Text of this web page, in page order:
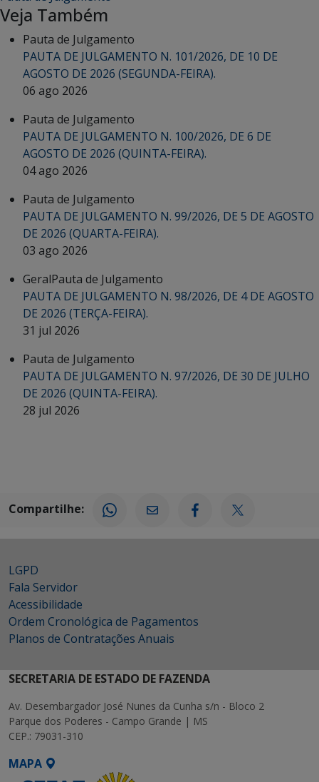
Veja Também
Pauta de Julgamento
PAUTA DE JULGAMENTO N. 101/2026, DE 10 DE
AGOSTO DE 2026 (SEGUNDA-FEIRA).
06 ago 2026
Pauta de Julgamento
PAUTA DE JULGAMENTO N. 100/2026, DE 6 DE
AGOSTO DE 2026 (QUINTA-FEIRA).
04 ago 2026
Pauta de Julgamento
PAUTA DE JULGAMENTO N. 99/2026, DE 5 DE AGOSTO
DE 2026 (QUARTA-FEIRA).
03 ago 2026
GeralPauta de Julgamento
PAUTA DE JULGAMENTO N. 98/2026, DE 4 DE AGOSTO
DE 2026 (TERÇA-FEIRA).
31 jul 2026
Pauta de Julgamento
PAUTA DE JULGAMENTO N. 97/2026, DE 30 DE JULHO
DE 2026 (QUINTA-FEIRA).
28 jul 2026
Compartilhe:
LGPD
Fala Servidor
Acessibilidade
Ordem Cronológica de Pagamentos
Planos de Contratações Anuais
SECRETARIA DE ESTADO DE FAZENDA
Av. Desembargador José Nunes da Cunha s/n - Bloco 2
Parque dos Poderes - Campo Grande | MS
CEP.: 79031-310
MAPA